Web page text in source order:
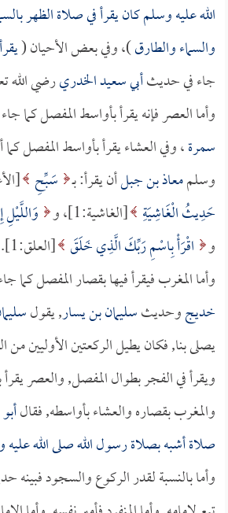
الله عليه وسلم كان يقرأ في صلاة الظهر
والسماء والطارق)، وفي بعض الأحيان (
جاء في حديثأبي سعيد الخدريرضي الله
وأما العصر فإنه يقرأ بأواسط المفصل كما
سمرة، وفي العشاء يقرأ بأواسط المفصل كما
وسلممعاذ بن جبلأن يقرأ: بـ سَبِّحِ
حَدِيثُ الْغَاشِيَةِ [الغاشية:1]، و
و اقْرَأْ بِاسْمِ رَبِّكَ الَّذِي خَلَقَ [العلق:1].
وأما المغرب فيقرأ فيها بقصار المفصل
خديجوحديثسليمان بن يسار, يقول
يصلى بنا, فكان يطيل الركعتين الأوليين
ويقرأ في الفجر بطوال المفصل, والعصر
والمغرب بقصاره والعشاء بأواسطه, فقال
صلاة أشبه بصلاة رسول الله صلى الله
وأما بالنسبة لقدر الركوع والسجود فبينه